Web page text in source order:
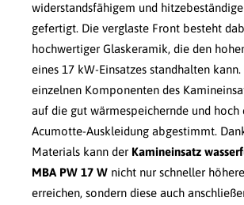
widerstandsfähigem und
gefertigt. Die verglaste Front besteht
hochwertiger Glaskeramik, die den
eines 17 kW-Einsatzes standhalten
einzelnen Komponenten des
auf die gut wärmespeichernde und hoch
Acumotte-Auskleidung abgestimmt.
Materials kann der Kamineinsatz
MBA PW 17 W nicht nur schneller
erreichen, sondern diese auch